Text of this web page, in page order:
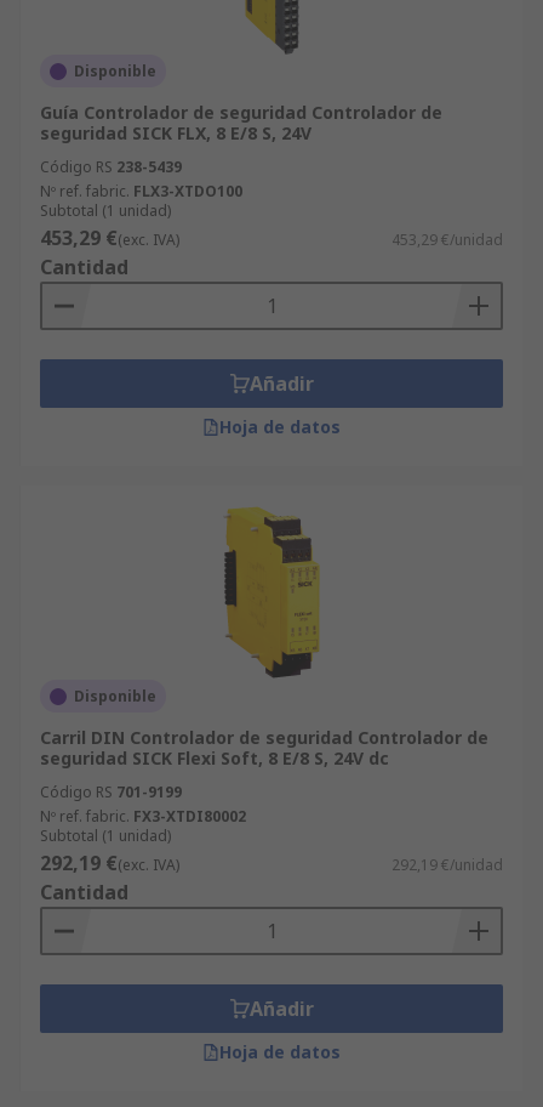
Disponible
Guía Controlador de seguridad Controlador de
seguridad SICK FLX, 8 E/8 S, 24V
Código RS 238-5439
Nº ref. fabric. FLX3-XTDO100
Subtotal (1 unidad)
453,29 €(exc. IVA) 453,29 €/unidad
Cantidad
Añadir
Hoja de datos
Disponible
Carril DIN Controlador de seguridad Controlador de
seguridad SICK Flexi Soft, 8 E/8 S, 24V dc
Código RS 701-9199
Nº ref. fabric. FX3-XTDI80002
Subtotal (1 unidad)
292,19 €(exc. IVA) 292,19 €/unidad
Cantidad
Añadir
Hoja de datos